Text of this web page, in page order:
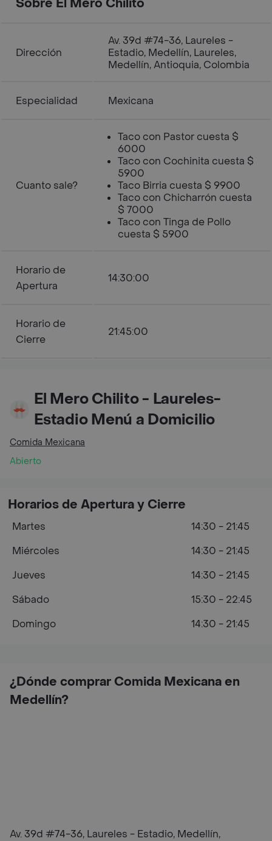
Sobre El Mero Chilito
Dirección
Av. 39d #74-36, Laureles -
Estadio, Medellín, Laureles,
Medellín, Antioquia, Colombia
Especialidad Mexicana
Cuanto sale?
Taco con Pastor cuesta $
6000
Taco con Cochinita cuesta $
5900
Taco Birria cuesta $ 9900
Taco con Chicharrón cuesta
$ 7000
Taco con Tinga de Pollo
cuesta $ 5900
Horario de
Apertura
14:30:00
Horario de
Cierre
21:45:00
El Mero Chilito - Laureles-
Estadio Menú a Domicilio
Comida Mexicana
Abierto
¿Dónde comprar Comida Mexicana en
Medellín?
Av. 39d #74-36, Laureles - Estadio, Medellín,
Horarios de Apertura y Cierre
Martes
14:30 - 21:45
Miércoles
14:30 - 21:45
Jueves
14:30 - 21:45
Sábado
15:30 - 22:45
Domingo
14:30 - 21:45